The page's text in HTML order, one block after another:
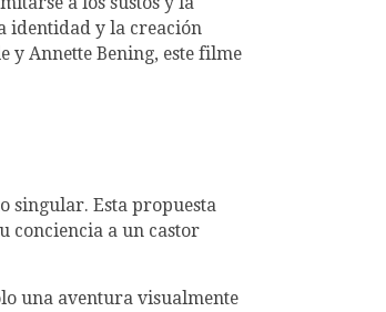
identidad y la creación
y Annette Bening, este filme
singular. Esta propuesta
conciencia a un castor
una aventura visualmente